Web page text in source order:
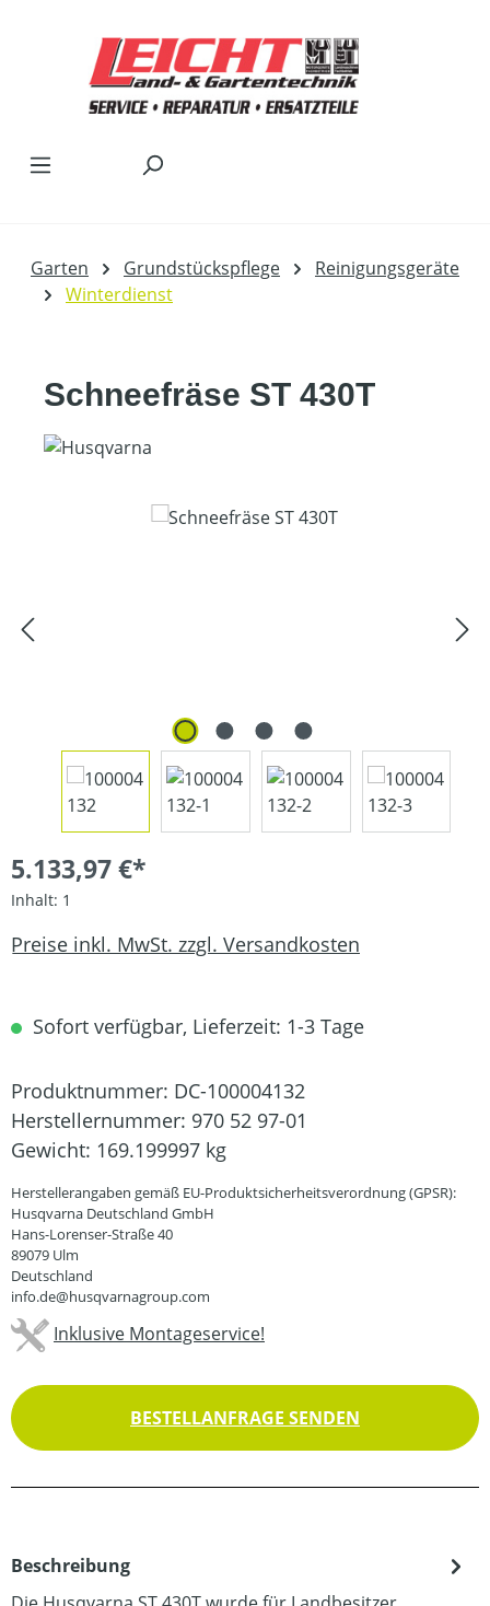
Garten Grundstückspflege
Reinigungsgeräte
Winterdienst
Schneefräse ST 430T
Bildergalerie überspringen
5.133,97 €*
Inhalt: 1
Preise inkl. MwSt. zzgl. Versandkosten
Sofort verfügbar, Lieferzeit: 1-3 Tage
Produktnummer: DC-100004132
Herstellernummer: 970 52 97-01
Gewicht: 169.199997 kg
Herstellerangaben gemäß EU-Produktsicherheitsverordnung (GPSR):
Husqvarna Deutschland GmbH
Hans-Lorenser-Straße 40
89079 Ulm
Deutschland
info.de@husqvarnagroup.com
Inklusive Montageservice!
BESTELLANFRAGE SENDEN
Beschreibung